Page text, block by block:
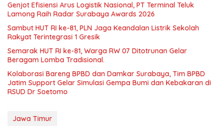
Genjot Efisiensi Arus Logistik Nasional, PT Terminal Teluk
Lamong Raih Radar Surabaya Awards 2026
Sambut HUT RI ke-81, PLN Jaga Keandalan Listrik Sekolah
Rakyat Terintegrasi 1 Gresik
Semarak HUT RI ke-81, Warga RW 07 Ditotrunan Gelar
Beragam Lomba Tradisional.
Kolaborasi Bareng BPBD dan Damkar Surabaya, Tim BPBD
Jatim Support Gelar Simulasi Gempa Bumi dan Kebakaran di
RSUD Dr Soetomo
Jawa Timur